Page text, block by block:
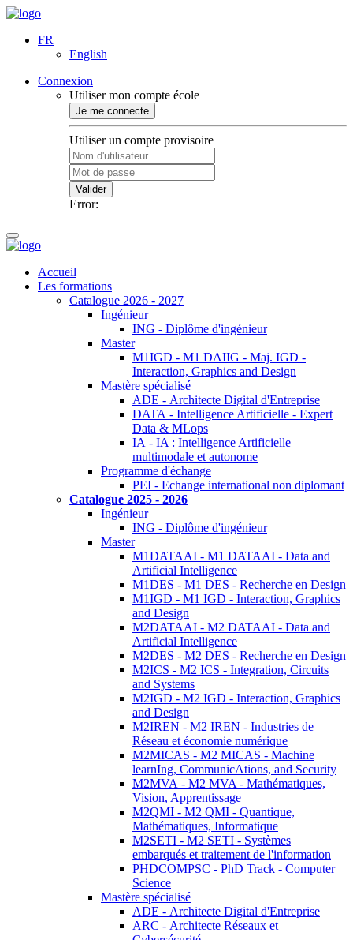
FR
English
Connexion
Utiliser mon compte école
Je me connecte
Utiliser un compte provisoire
Valider
Error:
Accueil
Les formations
Catalogue 2026 - 2027
Ingénieur
ING - Diplôme d'ingénieur
Master
M1IGD - M1 DAIIG - Maj. IGD -
Interaction, Graphics and Design
Mastère spécialisé
ADE - Architecte Digital d'Entreprise
DATA - Intelligence Artificielle - Expert
Data & MLops
IA - IA : Intelligence Artificielle
multimodale et autonome
Programme d'échange
PEI - Echange international non diplomant
Catalogue 2025 - 2026
Ingénieur
ING - Diplôme d'ingénieur
Master
M1DATAAI - M1 DATAAI - Data and
Artificial Intelligence
M1DES - M1 DES - Recherche en Design
M1IGD - M1 IGD - Interaction, Graphics
and Design
M2DATAAI - M2 DATAAI - Data and
Artificial Intelligence
M2DES - M2 DES - Recherche en Design
M2ICS - M2 ICS - Integration, Circuits
and Systems
M2IGD - M2 IGD - Interaction, Graphics
and Design
M2IREN - M2 IREN - Industries de
Réseau et économie numérique
M2MICAS - M2 MICAS - Machine
learnIng, CommunicAtions, and Security
M2MVA - M2 MVA - Mathématiques,
Vision, Apprentissage
M2QMI - M2 QMI - Quantique,
Mathématiques, Informatique
M2SETI - M2 SETI - Systèmes
embarqués et traitement de l'information
PHDCOMPSC - PhD Track - Computer
Science
Mastère spécialisé
ADE - Architecte Digital d'Entreprise
ARC - Architecte Réseaux et